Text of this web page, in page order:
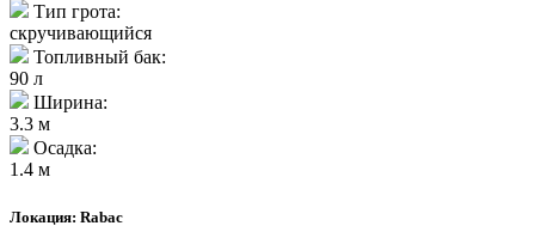
Тип грота:
скручивающийся
Топливный бак:
90 л
Ширина:
3.3 м
Осадка:
1.4 м
Локация: Rabac